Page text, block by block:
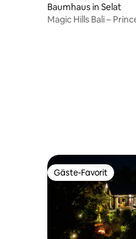
Baumhaus in Selat
Magic Hills Bali –
Gäste-Favorit
Gäste-Favorit